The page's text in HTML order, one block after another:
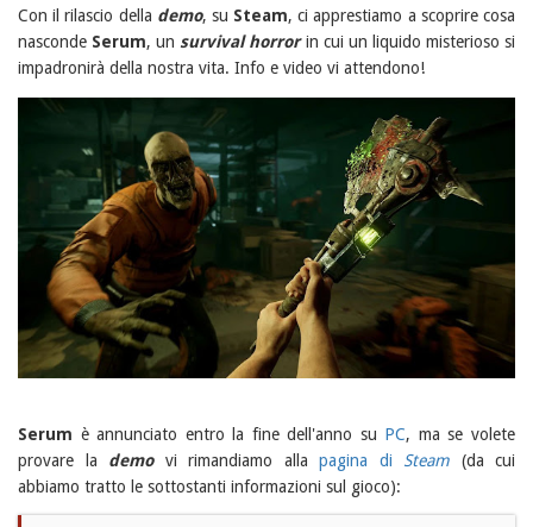
Con il rilascio della demo, su Steam, ci apprestiamo a scoprire cosa
nasconde Serum, unsurvival horrorin cui un liquido misterioso si
impadronirà della nostra vita. Info e video vi attendono!
Serum è annunciato entro la fine dell'anno su PC, ma se volete
provare la demovi rimandiamo alla pagina di Steam (da cui
abbiamo tratto le sottostanti informazioni sul gioco):